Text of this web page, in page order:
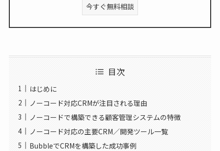
今すぐ無料相談
目次
はじめに
ノーコード対応CRMが注目される理由
ノーコードで構築できる顧客管理システムの特徴
ノーコード対応の主要CRM／開発ツール一覧
BubbleでCRMを構築した成功事例